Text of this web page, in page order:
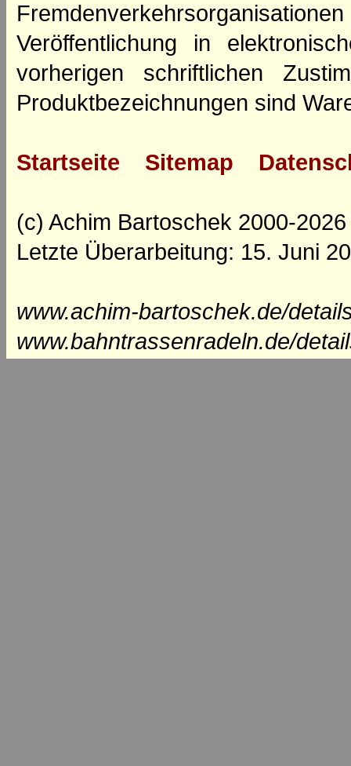
Veröffentlichung in
vorherigen schriftlichen
Produktbezeichnungen sind
Startseite Sitemap
(c) Achim Bartoschek 2000-2026
Letzte Überarbeitung: 15. Juni
www.achim-bartoschek.de/
www.bahntrassenradeln.de/